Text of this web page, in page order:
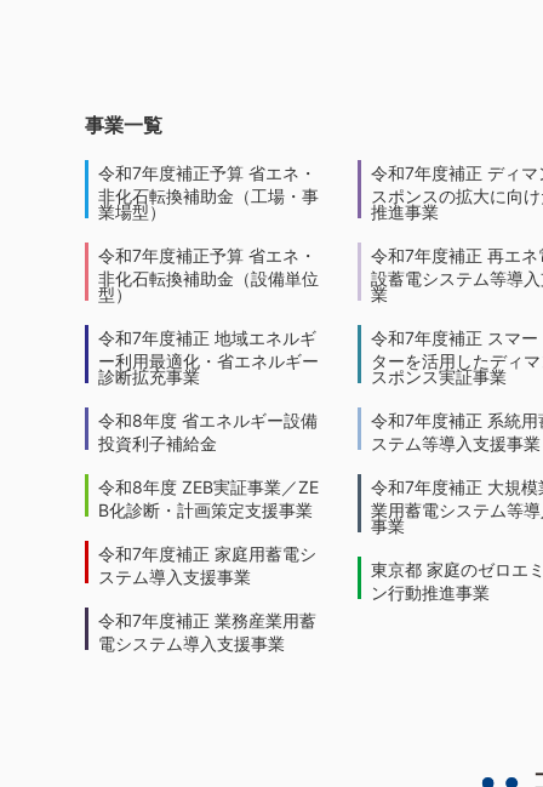
事業一覧
令和7年度補正予算 省エネ・
非化石転換補助金（工場・事
業場型）
令和7年度補正予算 省エネ・
非化石転換補助金（設備単位
型）
令和7年度補正 地域エネルギ
ー利用最適化・省エネルギー
診断拡充事業
令和8年度 省エネルギー設備
投資利子補給金
令和8年度 ZEB実証事業／ZE
B化診断・計画策定支援事業
令和7年度補正 家庭用蓄電シ
ステム導入支援事業
令和7年度補正 業務産業用蓄
電システム導入支援事業
令和7年度補正 ディマ
スポンスの拡大に向
推進事業
令和7年度補正 再エネ
設蓄電システム等導
業
令和7年度補正 スマー
ターを活用したディ
スポンス実証事業
令和7年度補正 系統用
ステム等導入支援事業
令和7年度補正 大規模
業用蓄電システム等
事業
東京都 家庭のゼロエ
ン行動推進事業